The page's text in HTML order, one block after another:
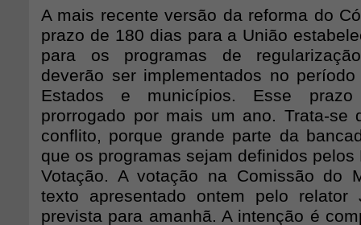
A mais recente versão da reforma do
prazo de 180 dias para a União
para os programas de
deverão ser implementados no
Estados e municípios. Esse
prorrogado por mais um ano. Trata-se
conflito, porque grande parte da
que os programas sejam definidos pelos
Votação. A votação na Comissão do
texto apresentado ontem pelo relator
prevista para amanhã. A intenção é